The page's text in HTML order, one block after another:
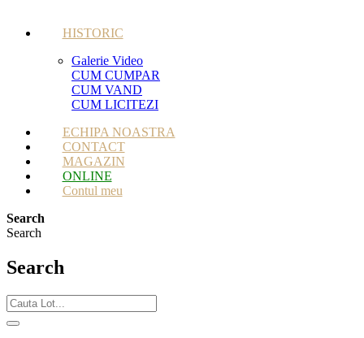
HISTORIC
Galerie Video
CUM CUMPAR
CUM VAND
CUM LICITEZI
ECHIPA NOASTRA
CONTACT
MAGAZIN
ONLINE
Contul meu
Search
Search
Search